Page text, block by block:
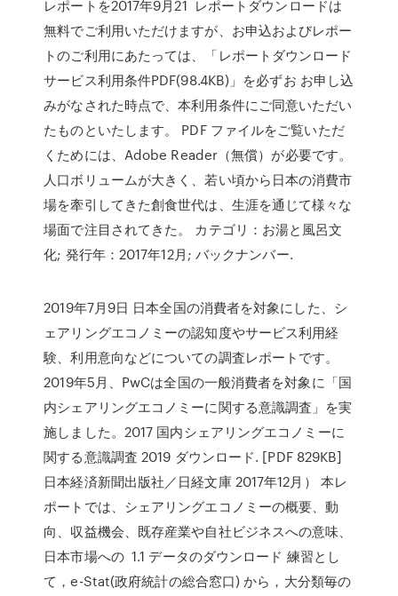
レポートを2017年9月21 レポートダウンロードは
無料でご利用いただけますが、お申込およびレポー
トのご利用にあたっては、「レポートダウンロード
サービス利用条件PDF(98.4KB)」を必ずお お申し込
みがなされた時点で、本利用条件にご同意いただい
たものといたします。 PDF ファイルをご覧いただ
くためには、Adobe Reader（無償）が必要です。
人口ボリュームが大きく、若い頃から日本の消費市
場を牽引してきた創食世代は、生涯を通じて様々な
場面で注目されてきた。 カテゴリ：お湯と風呂文
化; 発行年：2017年12月; バックナンバー.
2019年7月9日 日本全国の消費者を対象にした、シ
ェアリングエコノミーの認知度やサービス利用経
験、利用意向などについての調査レポートです。
2019年5月、PwCは全国の一般消費者を対象に「国
内シェアリングエコノミーに関する意識調査」を実
施しました。2017 国内シェアリングエコノミーに
関する意識調査 2019 ダウンロード. [PDF 829KB]
日本経済新聞出版社／日経文庫 2017年12月） 本レ
ポートでは、シェアリングエコノミーの概要、動
向、収益機会、既存産業や自社ビジネスへの意味、
日本市場への 1.1 データのダウンロード 練習とし
て，e-Stat(政府統計の総合窓口) から，大分類毎の